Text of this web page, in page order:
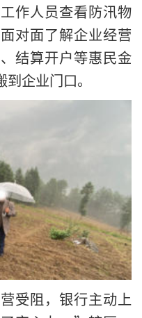
作人员查看防汛物
对面了解企业经营
结算开户等惠民金
企业门口。
受阻，银行主动上